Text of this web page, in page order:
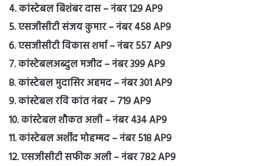
4. कांस्टेबल बिशंबर दास – नंबर 129 AP9
5. एसजीसीटी संजय कुमार – नंबर 458 AP9
6. एसजीसीटी विकास शर्मा – नंबर 557 AP9
7. कांस्टेबलअब्दुल मजीद – नंबर 399 AP9
8. कांस्टेबल मुदासिर अहमद – नंबर 301 AP9
9. कांस्टेबल रवि कांत नंबर – 719 AP9
10. कांस्टेबल शौकत अली – नंबर 434 AP9
11. कांस्टेबल अर्शीद मोहम्मद – नंबर 518 AP9
12. एसजीसीटी सफीक अली – नंबर 782 AP9